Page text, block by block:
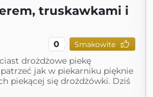
truskawkami i
0 Smakowite
drożdżowe piekę
jak w piekarniku pięknie
piekącej się drożdżówki. Dziś